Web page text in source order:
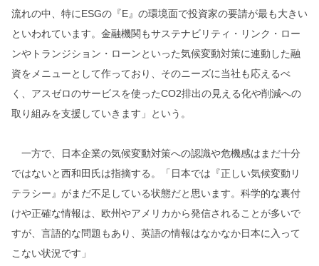
流れの中、特にESGの『E』の環境面で投資家の要請が最も大きい
といわれています。金融機関もサステナビリティ・リンク・ロー
ンやトランジション・ローンといった気候変動対策に連動した融
資をメニューとして作っており、そのニーズに当社も応えるべ
く、アスゼロのサービスを使ったCO2排出の見える化や削減への
取り組みを支援していきます」という。
一方で、日本企業の気候変動対策への認識や危機感はまだ十分
ではないと西和田氏は指摘する。「日本では『正しい気候変動リ
テラシー』がまだ不足している状態だと思います。科学的な裏付
けや正確な情報は、欧州やアメリカから発信されることが多いで
すが、言語的な問題もあり、英語の情報はなかなか日本に入って
こない状況です」